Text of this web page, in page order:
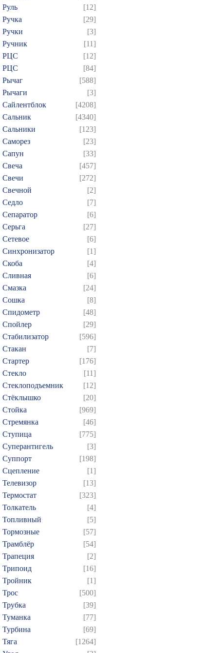
Руль
[12]
Ручка
[29]
Ручки
[3]
Ручник
[11]
РЦC
[12]
РЦС
[84]
Рычаг
[588]
Рычаги
[3]
Сайлентблок
[4208]
Сальник
[4340]
Сальники
[123]
Саморез
[23]
Сапун
[33]
Свеча
[457]
Свечи
[272]
Свечной
[2]
Седло
[7]
Сепаратор
[6]
Серьга
[27]
Сетевое
[6]
Синхронизатор
[1]
Скоба
[4]
Сливная
[6]
Смазка
[24]
Сошка
[8]
Спидометр
[48]
Спойлер
[29]
Стабилизатор
[596]
Стакан
[7]
Стартер
[176]
Стекло
[11]
Стеклоподъемник
[12]
Стёклышко
[20]
Стойка
[969]
Стремянка
[46]
Ступица
[775]
Суперантигель
[3]
Суппорт
[198]
Сцепление
[1]
Телевизор
[13]
Термостат
[323]
Толкатель
[4]
Топливный
[5]
Тормозные
[57]
Трамблёр
[54]
Трапеция
[2]
Трипоид
[16]
Тройник
[1]
Трос
[500]
Трубка
[39]
Туманка
[77]
Турбина
[69]
Тяга
[1264]